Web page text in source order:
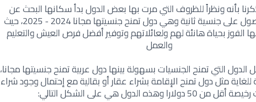
بأنه ونظراً للظروف التي مرت بها بعض الدول بدأ سكانها البحث عن
أسهل الدول للحصول على جنسية ثانية وهي دول تمنح جنسيتها مجانا 2024 - 2025، حيث
الفوز بحياة هانئة لهم ولعائلاتهم وتوفير أفضل فرص العيش والتعليم
والعمل
الدول التي تمنح الجنسيات بسهولة بينها دول عربية تمنح جنسيتها مجانا،
مثل دول تمنح الإقامة بشراء عقار أو بقالية مع إحتمال وجود شراء
دولارا وهذه الدول هي على الشكل التالي: